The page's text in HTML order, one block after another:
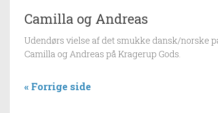
Camilla og Andreas
Udendørs vielse af det smukke dansk/norske
Camilla og Andreas på Kragerup Gods.
« Forrige side